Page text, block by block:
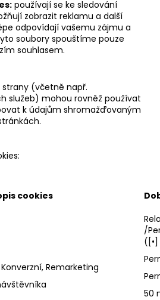
používají se ke sledování
zobrazit reklamu a další
odpovídají vašemu zájmu a
soubory spouštíme pouze
souhlasem.
(včetně např.
služeb) mohou rovněž používat
k údajům shromažďovaným
cookies
/
Remarketing
50